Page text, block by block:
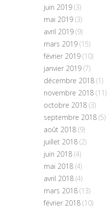
juin 2019 (3)
mai 2019 (3)
avril 2019 (9)
mars 2019 (15)
février 2019 (10)
janvier 2019 (7)
décembre 2018 (1)
novembre 2018 (11)
octobre 2018 (3)
septembre 2018 (5)
août 2018 (9)
juillet 2018 (2)
juin 2018 (4)
mai 2018 (4)
avril 2018 (4)
mars 2018 (13)
février 2018 (10)